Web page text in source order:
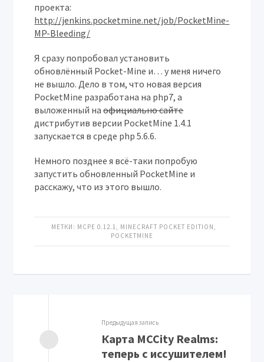
проекта:
http://jenkins.pocketmine.net/job/PocketMine-
MP-Bleeding/
Я сразу попробовал установить
обновлённый Pocket-Mine и… у меня ничего
не вышло. Дело в том, что новая версия
PocketMine разработана на php7, а
выложенный наофициально сайте
дистрибутив версии PocketMine 1.4.1
запускается в среде php 5.6.6.
Немного позднее я всё-таки попробую
запустить обновленный PocketMine и
расскажу, что из этого вышло.
МЕТКИ: MCPE 0.12.1, MINECRAFT POCKET EDITION ,
POCKETMINE
Предыдущая запись
Карта MCCity Realms:
теперь с иссушителем!